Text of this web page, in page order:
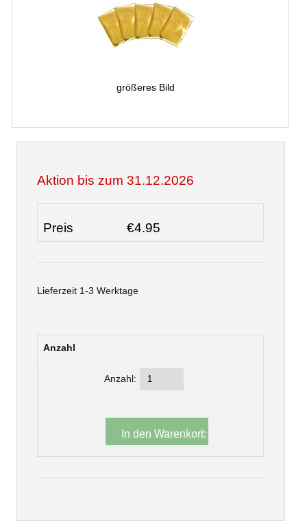
größeres Bild
Aktion bis zum 31.12.2026
Preis €4.95
Lieferzeit 1-3 Werktage
Anzahl
Anzahl: